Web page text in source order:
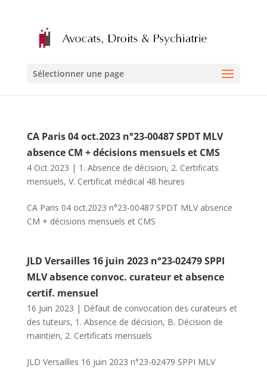
Sélectionner une page
CA Paris 04 oct.2023 n°23-00487 SPDT MLV
absence CM + décisions mensuels et CMS
4 Oct 2023 | 1. Absence de décision, 2. Certificats
mensuels, V. Certificat médical 48 heures
CA Paris 04 oct.2023 n°23-00487 SPDT MLV absence
CM + décisions mensuels et CMS
JLD Versailles 16 juin 2023 n°23-02479 SPPI
MLV absence convoc. curateur et absence
certif. mensuel
16 Juin 2023 | Défaut de convocation des curateurs et
des tuteurs, 1. Absence de décision, B. Décision de
maintien, 2. Certificats mensuels
JLD Versailles 16 juin 2023 n°23-02479 SPPI MLV